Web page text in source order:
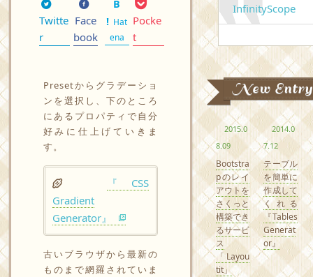
Twitte
r
Face
book
Hat
ena
Pocke
t
Presetからグラデーショ
ンを選択し、下のところ
にあるプロパティで自分
好みに仕上げていきま
す。
『CSS
Gradient
Generator』
古いブラウザから最新の
ものまで網羅されていま
InfinityScope
New Entry
2015.0
8.09
Bootstra
pのレイ
アウトを
さくっと
構築でき
るサービ
ス
「Layou
tit」
2014.0
7.12
テーブル
を簡単に
作成して
くれる
『Tables
Generat
or』